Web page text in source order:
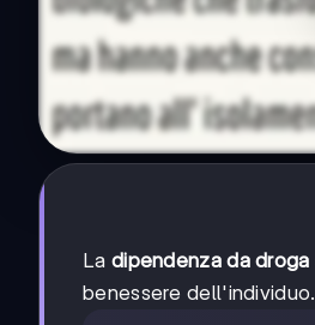
La dipendenza da droga
benessere dell'individuo.